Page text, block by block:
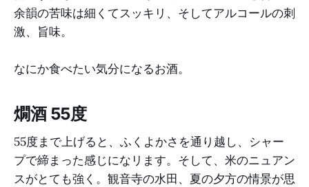
余韻の苦味は細くてスッキリ、そしてアルコールの刺
激、旨味。
なにか食べたい気分になるお酒。
燗酒 55度
55度まで上げると、ふくよかさを通り越し、シャー
プで締まった感じになリます。そして、米のニュアン
スがとても強く。観音寺の水田、夏の夕方の情景が思